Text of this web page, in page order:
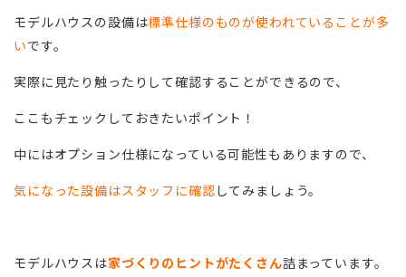
モデルハウスの設備は標準仕様のものが使われていることが多
いです。
実際に見たり触ったりして確認することができるので、
ここもチェックしておきたいポイント！
中にはオプション仕様になっている可能性もありますので、
気になった設備はスタッフに確認 してみましょう。
モデルハウスは家づくりのヒントがたくさん詰まっています。